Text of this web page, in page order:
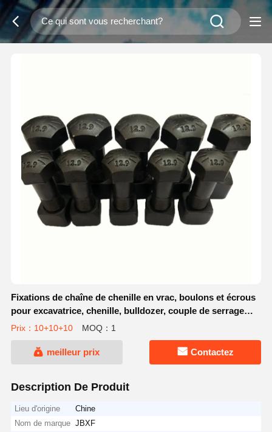
Fixations de chaîne de chenille en vrac, boulons et écrous
pour excavatrice, chenille, bulldozer, couple de serrage
optimal, résistance à l'usure
Prix：10+10+10 MOQ：1
meilleur prix Contactez
Description De Produit
Lieu d'origine
Chine
Nom de marque JBXF